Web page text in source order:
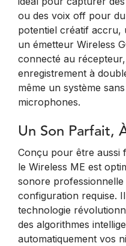
ou des voix off pour
potentiel créatif accru,
un émetteur Wireless
connecté au
enregistrement à
même un système
microphones.
Un Son Parfait,
Conçu pour être aussi
le Wireless ME est
sonore
configuration requise.
technologie
des algorithmes
automatiquement vos